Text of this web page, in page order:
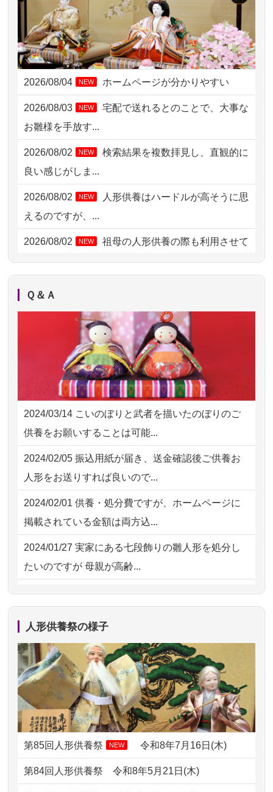
2026/08/05 11:33 神奈川の方からお申込み
2026/08/04 17:34 西亀有の方からお申込み
2026/08/04 15:40 千葉県の方からお申込み
2026/08/04 14:04 東京都の方からお申込み
2026/08/04 00:38 中野区の方からお申込み
2026/08/02 11:15 千葉県の方からお申込み
2026/08/02 10:39
2026/08/02 09:15 神奈川の方からお申込み
2026/08/02 06:46 相模原の方からお申込み
2026/08/01 19:28
2026/08/01 17:10 東京都の方からお申込み
2026/08/01 11:07 さいたの方からお申込み
2026/07/31 17:28 栃木県の方からお申込み
2026/07/31 12:32 東京都の方からお申込み
2026/07/31 10:29 京都市の方からお申込み
2026/07/31 08:41 埼玉県の方からお申込み
2026/08/04 NEW ホームページが分かりやすい
2026/08/03 NEW
宅配で送れるとのことで、大事な
お雛様を手放す...
2026/08/02 NEW
検索結果を複数拝見し、直観的に
良い感じがしま...
2026/08/02 NEW
人形供養はハードルが高そうに思
えるのですが、...
2026/08/02 NEW
祖母の人形供養の際も利用させて
いただき安心感がある
供養の内容（料金や送り方等）がとて
も丁寧に説...
2026/07/18つい先日も利用させていただきまし
た。 手続...
2026/07/18 大切にしていたお人形をきちんと供養
してくださ...
2026/07/15 子供の頃から可愛がってきた七段飾り
の雛人形で...
2026/07/15 お客様の声を読み、丁寧に供養してい
ただけそう...
2026/07/13 遠方からでもご依頼出来る点と申込ま
での方法が...
2026/07/10家から近かったので。
2026/07/08誰も住んでいない実家の片付けを始め
ました。 ...
2026/07/069年間自由が丘店を見守ってくれてあり
がとう。
2026/07/05しっかりとお人形たちの供養をしてい
ただけると...
Ｑ＆Ａ
2024/03/14 こいのぼりと武者を描いたのぼりのご
供養をお願いすることは可能...
2024/02/05 振込用紙が届き、送金確認後ご供養お
人形をお送りすれば良いので...
2024/02/01 供養・処分費ですが、ホームページに
掲載されている金額は両方込...
2024/01/27 実家にある七段飾りの雛人形を処分し
たいのですが 母親が高齢...
2024/01/13剥製の供養・処分をお願いできます
ですが？
2024/01/13お雛様のセットを供養・処分したいの
ですが、お雛様とお内裏様だ...
2024/01/13供養申込みの後、供養祭までお人形は
どうなってるのですか？
2024/01/13会社のようですが、きちんと供養して
人形供養祭の様子
第85回人形供養祭 NEW 令和8年7月16日(木)
第84回人形供養祭令和8年5月21日(木)